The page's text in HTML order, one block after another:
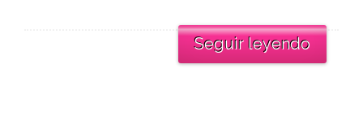
Seguir leyendo